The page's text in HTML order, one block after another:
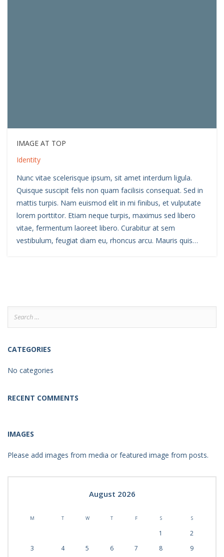
IMAGE AT TOP
Identity
Nunc vitae scelerisque ipsum, sit amet interdum ligula.
Quisque suscipit felis non quam facilisis consequat. Sed in
mattis turpis. Nam euismod elit in mi finibus, et vulputate
lorem porttitor. Etiam neque turpis, maximus sed libero
vitae, fermentum laoreet libero. Curabitur at sem
vestibulum, feugiat diam eu, rhoncus arcu. Mauris quis…
CATEGORIES
No categories
RECENT COMMENTS
IMAGES
Please add images from media or featured image from posts.
August 2026
M T W T F S S
1
2
3
4 5 6 7 8 9